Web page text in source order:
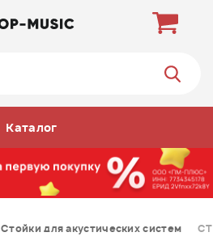
Каталог
Стойки для акустических систем